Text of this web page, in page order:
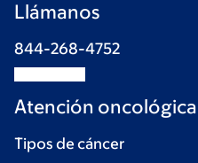
Llámanos
844-268-4752
Atención oncológica
Tipos de cáncer